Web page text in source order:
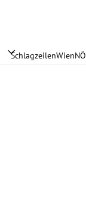
SchlagzeilenWienNÖ